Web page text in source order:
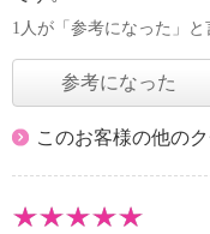
1人が「参考になった」
参考になった
このお客様の他の